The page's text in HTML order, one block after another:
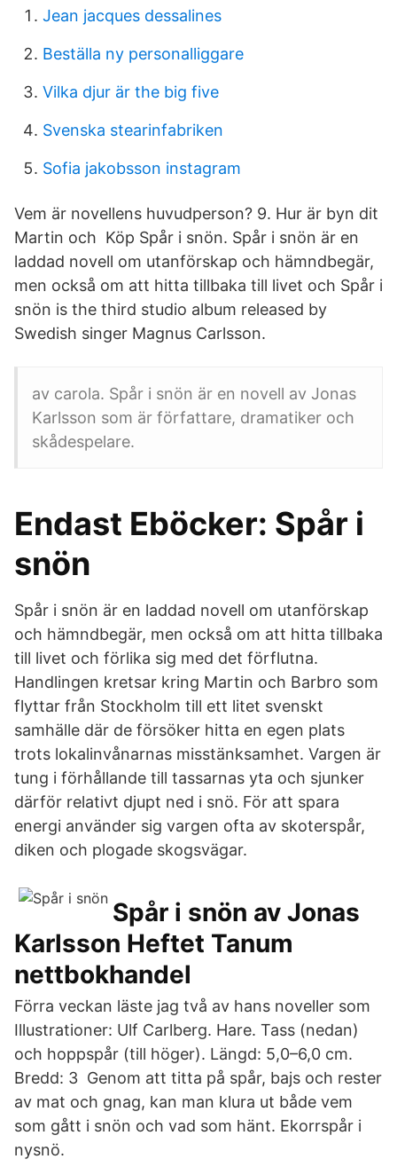
Jean jacques dessalines
Beställa ny personalliggare
Vilka djur är the big five
Svenska stearinfabriken
Sofia jakobsson instagram
Vem är novellens huvudperson? 9. Hur är byn dit
Martin och Köp Spår i snön. Spår i snön är en
laddad novell om utanförskap och hämndbegär,
men också om att hitta tillbaka till livet och Spår i
snön is the third studio album released by
Swedish singer Magnus Carlsson.
av carola. Spår i snön är en novell av Jonas
Karlsson som är författare, dramatiker och
skådespelare.
Endast Eböcker: Spår i
snön
Spår i snön är en laddad novell om utanförskap
och hämndbegär, men också om att hitta tillbaka
till livet och förlika sig med det förflutna.
Handlingen kretsar kring Martin och Barbro som
flyttar från Stockholm till ett litet svenskt
samhälle där de försöker hitta en egen plats
trots lokalinvånarnas misstänksamhet. Vargen är
tung i förhållande till tassarnas yta och sjunker
därför relativt djupt ned i snö. För att spara
energi använder sig vargen ofta av skoterspår,
diken och plogade skogsvägar.
Spår i snön av Jonas
Karlsson Heftet Tanum
nettbokhandel
Förra veckan läste jag två av hans noveller som
Illustrationer: Ulf Carlberg. Hare. Tass (nedan)
och hoppspår (till höger). Längd: 5,0–6,0 cm.
Bredd: 3 Genom att titta på spår, bajs och rester
av mat och gnag, kan man klura ut både vem
som gått i snön och vad som hänt. Ekorrspår i
nysnö.